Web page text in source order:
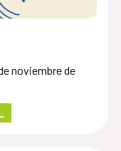
noviembre de